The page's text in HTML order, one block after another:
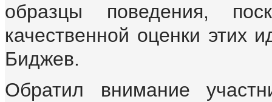
образцы поведения,
качественной оценки этих
Биджев.
Обратил внимание